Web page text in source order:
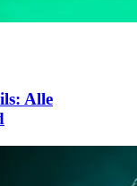
Alle